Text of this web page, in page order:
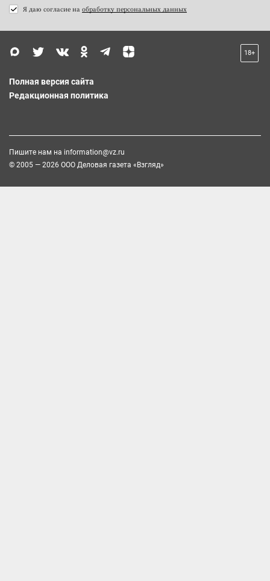
Я даю согласие на обработку персональных данных
18+
Полная версия сайта
Редакционная политика
Пишите нам на information@vz.ru
© 2005 — 2026 ООО Деловая газета «Взгляд»